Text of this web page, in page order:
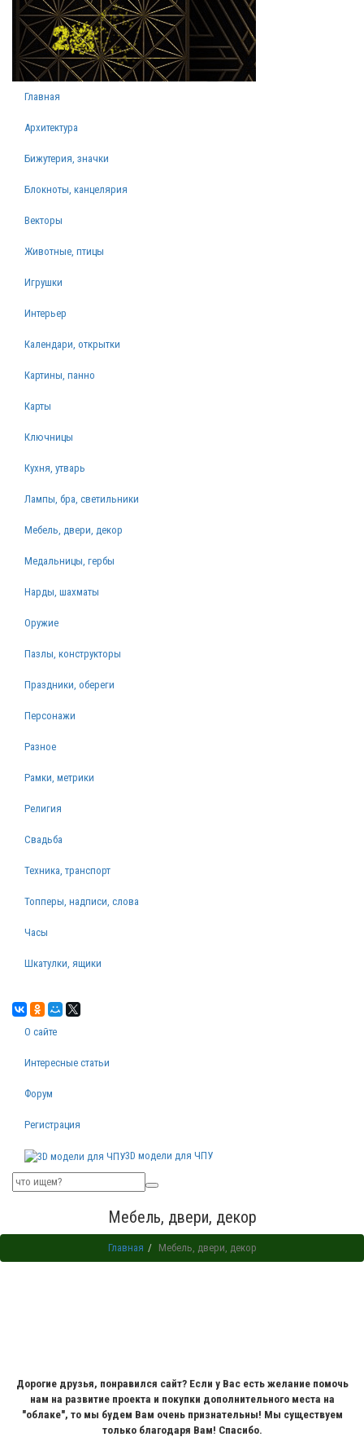
Главная
Архитектура
Бижутерия, значки
Блокноты, канцелярия
Векторы
Животные, птицы
Игрушки
Интерьер
Календари, открытки
Картины, панно
Карты
Ключницы
Кухня, утварь
Лампы, бра, светильники
Мебель, двери, декор
Медальницы, гербы
Нарды, шахматы
Оружие
Пазлы, конструкторы
Праздники, обереги
Персонажи
Разное
Рамки, метрики
Религия
Свадьба
Техника, транспорт
Топперы, надписи, слова
Часы
Шкатулки, ящики
О сайте
Интересные статьи
Форум
Регистрация
3D модели для ЧПУ
Мебель, двери, декор
Главная Мебель, двери, декор
Дорогие друзья, понравился сайт? Если у Вас есть желание помочь
нам на развитие проекта и покупки дополнительного места на
"облаке", то мы будем Вам очень признательны! Мы существуем
только благодаря Вам! Спасибо.